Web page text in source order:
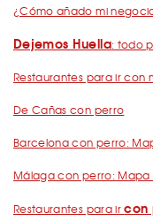
¿Cómo añado mi
Dejemos Huella: todo
Restaurantes para ir con
De Cañas con perro
Barcelona con perro:
Málaga con perro: Mapa
Restaurantes para ircon